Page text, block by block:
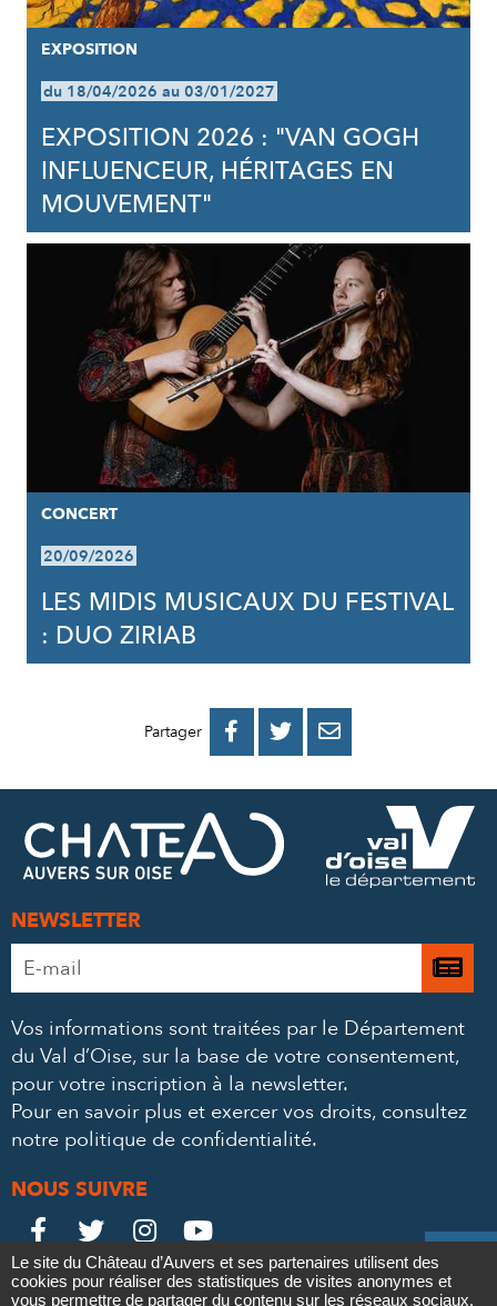
Contact
EXPOSITION
du 18/04/2026 au 03/01/2027
EXPOSITION 2026 : "VAN GOGH
INFLUENCEUR, HÉRITAGES EN
MOUVEMENT"
CONCERT
20/09/2026
LES MIDIS MUSICAUX DU FESTIVAL
: DUO ZIRIAB
Partager 
PARTAGER
FACEBOOK
PARTAGER
PARTAGER
MAIL
NEWSLETTER
Adresse
e-
*
Je
à
Vos informations sont traitées par le Département
du Val d’Oise, sur la base de votre consentement,
pour votre inscription à la newsletter.
Pour en savoir plus et exercer vos droits, consultez
notre politique de confidentialité.
NOUS SUIVRE
Le
Château

Le
Château

Le
Château

Le
Château

Mentions légales Politique de confidentialité Crédits
Le site du Château d’Auvers et ses partenaires utilisent des
cookies pour réaliser des statistiques de visites anonymes et
vous permettre de partager du contenu sur les réseaux sociaux.